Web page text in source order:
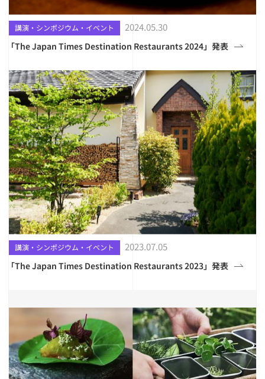
講演・シンポジウム・イベント 2024.05.30
「The Japan Times Destination Restaurants 2024」発表
講演・シンポジウム・イベント 2023.07.05
「The Japan Times Destination Restaurants 2023」発表